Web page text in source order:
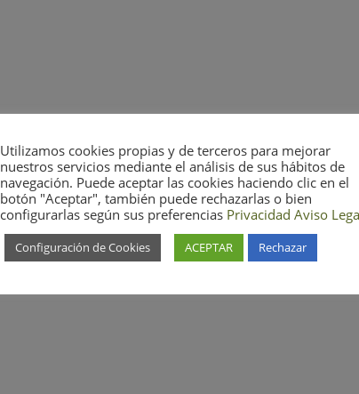
Utilizamos cookies propias y de terceros para mejorar
nuestros servicios mediante el análisis de sus hábitos de
navegación. Puede aceptar las cookies haciendo clic en el
botón "Aceptar", también puede rechazarlas o bien
configurarlas según sus preferencias Privacidad Aviso
Configuración de Cookies ACEPTAR Rechazar